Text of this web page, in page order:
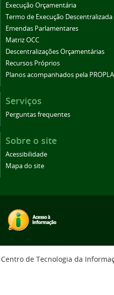
Execução Orçamentária
Termo de Execução Descentralizada
Emendas Parlamentares
Matriz OCC
Descentralizações Orçamentárias
Recursos Próprios
Planos acompanhados pela
Serviços
Perguntas frequentes
Sobre o site
Acessibilidade
Mapa do site
Centro de Tecnologia da